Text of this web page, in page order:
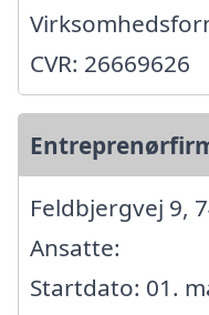
CVR: 26669626
Feldbjergvej 9,
Ansatte:
Startdato: 01.